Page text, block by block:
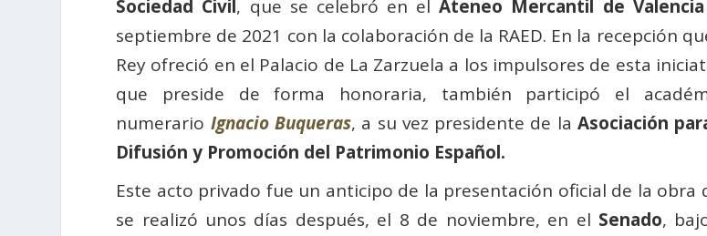
Sociedad Civil, que se celebró en elAteneo Mercantil de Valencia
septiembre de 2021 con la colaboración de la RAED. En la recepción
Rey ofreció en el Palacio de La Zarzuela a los impulsores de esta
que preside de forma honoraria, también participó el
numerario Ignacio Buqueras, a su vez presidente de laAsociación
Difusión y Promoción del Patrimonio Español.
Este acto privado fue un anticipo de la presentación oficial de la obra
se realizó unos días después, el 8 de noviembre, en el Senado,